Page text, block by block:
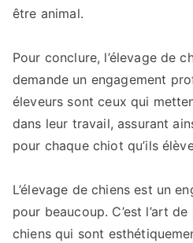
être animal.
Pour conclure, l’élevage de
demande un engagement
éleveurs sont ceux qui
dans leur travail, assurant
pour chaque chiot qu’ils
L’élevage de chiens est un
pour beaucoup. C’est l’art
chiens qui sont